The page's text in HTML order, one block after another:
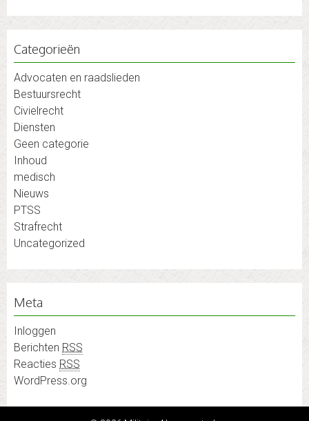
Categorieën
Advocaten en raadslieden
Bestuursrecht
Civielrecht
Diensten
Geen categorie
Inhoud
medisch
Nieuws
PTSS
Strafrecht
Uncategorized
Meta
Inloggen
Berichten RSS
Reacties RSS
WordPress.org